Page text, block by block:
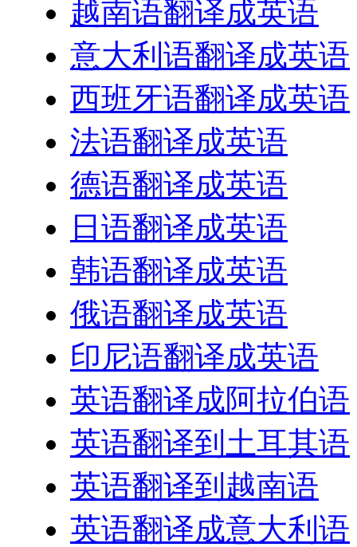
越南语翻译成英语
意大利语翻译成英语
西班牙语翻译成英语
法语翻译成英语
德语翻译成英语
日语翻译成英语
韩语翻译成英语
俄语翻译成英语
印尼语翻译成英语
英语翻译成阿拉伯语
英语翻译到土耳其语
英语翻译到越南语
英语翻译成意大利语